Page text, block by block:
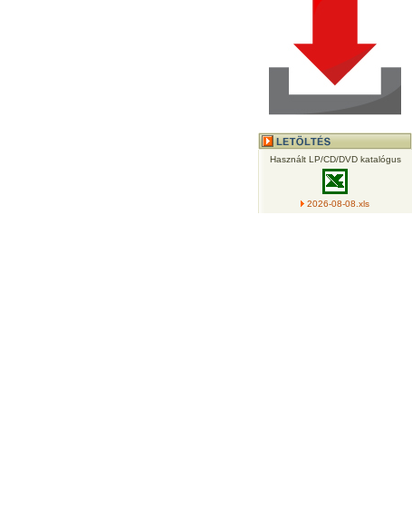
Használt LP/CD/DVD katalógus
2026-08-08.xls